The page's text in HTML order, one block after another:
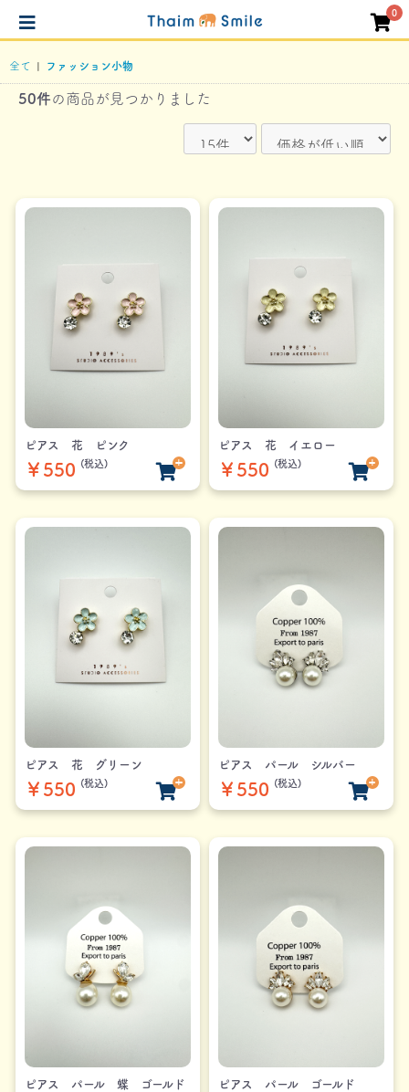
0
全て | ファッション小物
50件の商品が見つかりました
ピアス 花 ピンク
￥550 (税込)
ピアス 花 イエロー
￥550 (税込)
ピアス 花 グリーン
￥550 (税込)
ピアス パール シルバー
￥550 (税込)
ピアス パール 蝶 ゴールド ピアス パール ゴールド